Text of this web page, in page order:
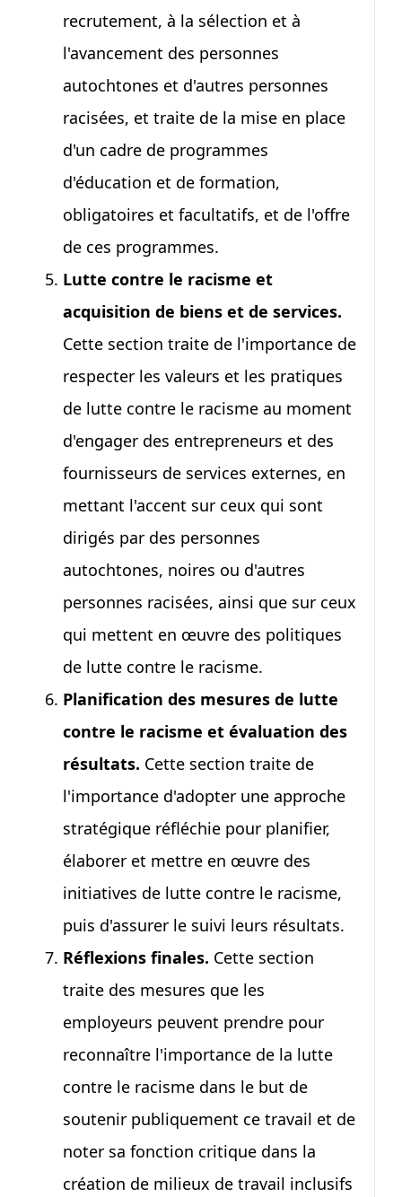
recrutement, à la sélection et à
l'avancement des personnes
autochtones et d'autres personnes
racisées, et traite de la mise en place
d'un cadre de programmes
d'éducation et de formation,
obligatoires et facultatifs, et de l'offre
de ces programmes.
Lutte contre le racisme et
acquisition de biens et de services.
Cette section traite de l'importance de
respecter les valeurs et les pratiques
de lutte contre le racisme au moment
d'engager des entrepreneurs et des
fournisseurs de services externes, en
mettant l'accent sur ceux qui sont
dirigés par des personnes
autochtones, noires ou d'autres
personnes racisées, ainsi que sur ceux
qui mettent en œuvre des politiques
de lutte contre le racisme.
Planification des mesures de lutte
contre le racisme et évaluation des
résultats. Cette section traite de
l'importance d'adopter une approche
stratégique réfléchie pour planifier,
élaborer et mettre en œuvre des
initiatives de lutte contre le racisme,
puis d'assurer le suivi leurs résultats.
Réflexions finales. Cette section
traite des mesures que les
employeurs peuvent prendre pour
reconnaître l'importance de la lutte
contre le racisme dans le but de
soutenir publiquement ce travail et de
noter sa fonction critique dans la
création de milieux de travail inclusifs